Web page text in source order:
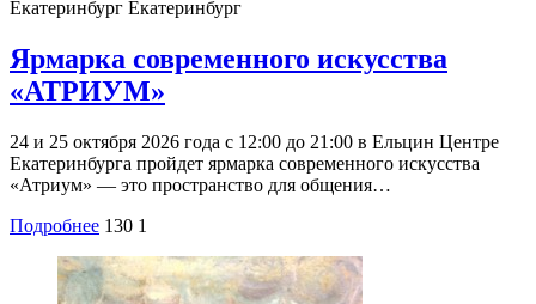
Екатеринбург Екатеринбург
Ярмарка современного искусства
«АТРИУМ»
24 и 25 октября 2026 года с 12:00 до 21:00 в Ельцин Центре
Екатеринбурга пройдет ярмарка современного искусства
«Атриум» — это пространство для общения…
Подробнее 130 1